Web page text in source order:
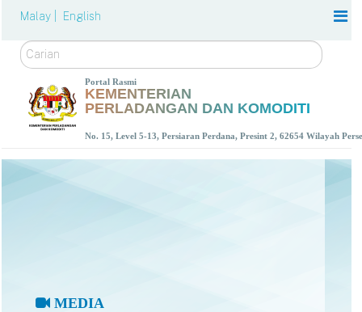
Malay | English
Carian
Portal Rasmi
KEMENTERIAN
PERLADANGAN DAN KOMODITI
No. 15, Level 5-13, Persiaran Perdana, Presint 2, 62654 Wilayah
MEDIA